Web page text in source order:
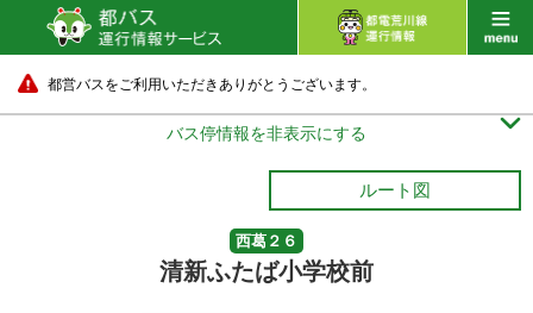
都営バスをご利用いただきありがとうございます。
バス停情報を非表示にする 
ルート図
西葛２６
清新ふたば小学校前